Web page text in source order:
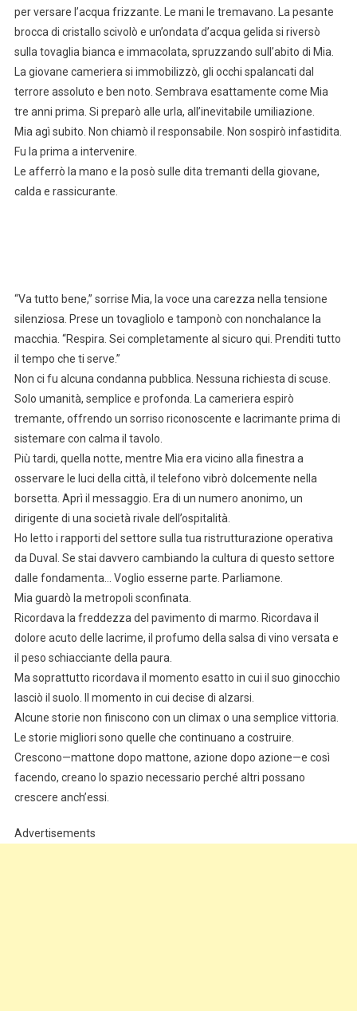
per versare l’acqua frizzante. Le mani le tremavano. La pesante
brocca di cristallo scivolò e un’ondata d’acqua gelida si riversò
sulla tovaglia bianca e immacolata, spruzzando sull’abito di Mia.
La giovane cameriera si immobilizzò, gli occhi spalancati dal
terrore assoluto e ben noto. Sembrava esattamente come Mia
tre anni prima. Si preparò alle urla, all’inevitabile umiliazione.
Mia agì subito. Non chiamò il responsabile. Non sospirò infastidita.
Fu la prima a intervenire.
Le afferrò la mano e la posò sulle dita tremanti della giovane,
calda e rassicurante.
“Va tutto bene,” sorrise Mia, la voce una carezza nella tensione
silenziosa. Prese un tovagliolo e tamponò con nonchalance la
macchia. “Respira. Sei completamente al sicuro qui. Prenditi tutto
il tempo che ti serve.”
Non ci fu alcuna condanna pubblica. Nessuna richiesta di scuse.
Solo umanità, semplice e profonda. La cameriera espirò
tremante, offrendo un sorriso riconoscente e lacrimante prima di
sistemare con calma il tavolo.
Più tardi, quella notte, mentre Mia era vicino alla finestra a
osservare le luci della città, il telefono vibrò dolcemente nella
borsetta. Aprì il messaggio. Era di un numero anonimo, un
dirigente di una società rivale dell’ospitalità.
Ho letto i rapporti del settore sulla tua ristrutturazione operativa
da Duval. Se stai davvero cambiando la cultura di questo settore
dalle fondamenta… Voglio esserne parte. Parliamone.
Mia guardò la metropoli sconfinata.
Ricordava la freddezza del pavimento di marmo. Ricordava il
dolore acuto delle lacrime, il profumo della salsa di vino versata e
il peso schiacciante della paura.
Ma soprattutto ricordava il momento esatto in cui il suo ginocchio
lasciò il suolo. Il momento in cui decise di alzarsi.
Alcune storie non finiscono con un climax o una semplice vittoria.
Le storie migliori sono quelle che continuano a costruire.
Crescono—mattone dopo mattone, azione dopo azione—e così
facendo, creano lo spazio necessario perché altri possano
crescere anch’essi.
Advertisements